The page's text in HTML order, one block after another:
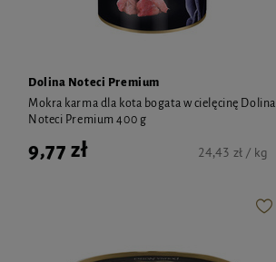
Dolina Noteci Premium
Mokra karma dla kota bogata w cielęcinę Dolina
Noteci Premium 400 g
9,77 zł 24,43 zł / kg